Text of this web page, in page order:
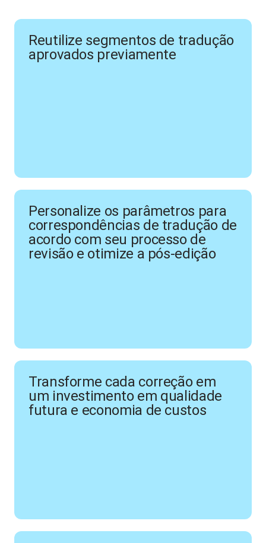
Reutilize segmentos de tradução
aprovados previamente
Personalize os parâmetros para
correspondências de tradução de
acordo com seu processo de
revisão e otimize a pós-edição
Transforme cada correção em
um investimento em qualidade
futura e economia de custos